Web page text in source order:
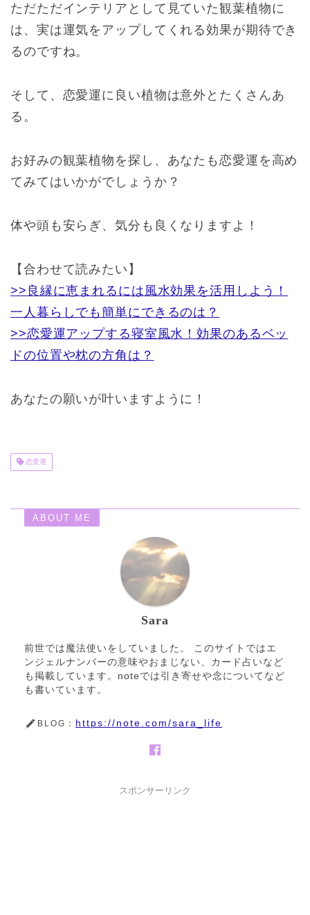
ただただインテリアとして見ていた観葉植物に
は、実は運気をアップしてくれる効果が期待でき
るのですね。
そして、恋愛運に良い植物は意外とたくさんあ
る。
お好みの観葉植物を探し、あなたも恋愛運を高め
てみてはいかがでしょうか？
体や頭も安らぎ、気分も良くなりますよ！
【合わせて読みたい】
>>良縁に恵まれるには風水効果を活用しよう！
一人暮らしでも簡単にできるのは？
>>恋愛運アップする寝室風水！効果のあるベッ
ドの位置や枕の方角は？
あなたの願いが叶いますように！
恋愛運
ABOUT ME
Sara
前世では魔法使いをしていました。 このサイトではエ
ンジェルナンバーの意味やおまじない、カード占いなど
も掲載しています。noteでは引き寄せや念についてなど
も書いています。
BLOG： https://note.com/sara_life
スポンサーリンク